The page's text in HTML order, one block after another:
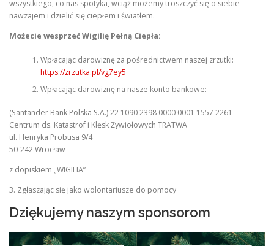
wszystkiego, co nas spotyka, wciąż możemy troszczyć się o siebie
nawzajem i dzielić się ciepłem i światłem.
Możecie wesprzeć Wigilię Pełną Ciepła:
Wpłacając darowiznę za pośrednictwem naszej zrzutki:
https://zrzutka.pl/vg7ey5
Wpłacając darowiznę na nasze konto bankowe:
(Santander Bank Polska S.A.) 22 1090 2398 0000 0001 1557 2261
Centrum ds. Katastrof i Klęsk Żywiołowych TRATWA
ul. Henryka Probusa 9/4
50-242 Wrocław
z dopiskiem „WIGILIA”
3. Zgłaszając się jako wolontariusze do pomocy
Dziękujemy naszym sponsorom